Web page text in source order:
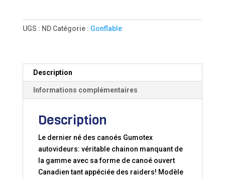
UGS : ND Catégorie : Gonflable
Description
Informations complémentaires
Description
Le dernier né des canoés Gumotex
autovideurs: véritable chainon manquant de
la gamme avec sa forme de canoé ouvert
Canadien tant appéciée des raiders! Modèle